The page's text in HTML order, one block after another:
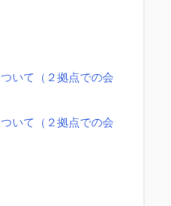
いて（２拠点での会
いて（２拠点での会